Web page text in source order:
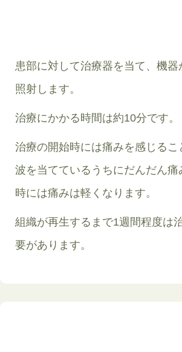
患部に対して治療器を当て、機
照射します。
治療にかかる時間は約10分です。
治療の開始時には痛みを感じる
波を当てているうちにだんだん
時には痛みは軽くなります。
組織が再生するまで1週間程度は
要があります。